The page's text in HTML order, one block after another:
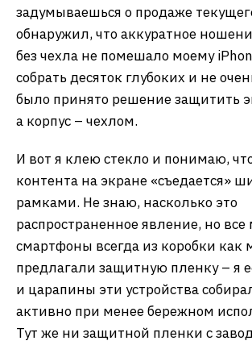
задумываешься о продаже
обнаружил, что аккуратное
без чехла не помешало моему
собрать десяток глубоких и не
было принято решение защитить
а корпус – чехлом.
И вот я клею стекло и понимаю,
контента на экране «съедается»
рамками. Не знаю, насколько это
распространенное явление, но
смартфоны всегда из коробки
предлагали защитную пленку – я
и царапины эти устройства
активно при менее бережном
Тут же ни защитной пленки с